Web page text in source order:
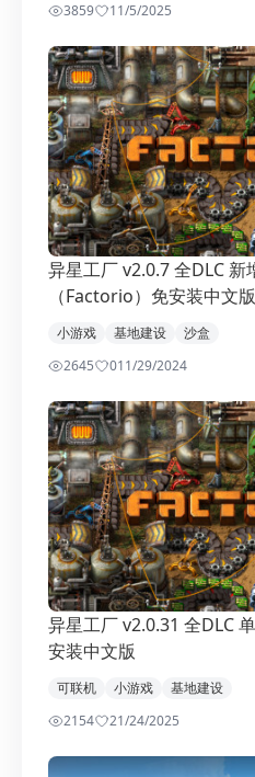
3859
11/5/2025
异星工厂 v2.0.7 全DLC 新
（Factorio）免安装中文版
小游戏 基地建设
沙盒
2645
011/29/2024
异星工厂 v2.0.31 全DLC
安装中文版
可联机 小游戏
基地建设
2154
21/24/2025